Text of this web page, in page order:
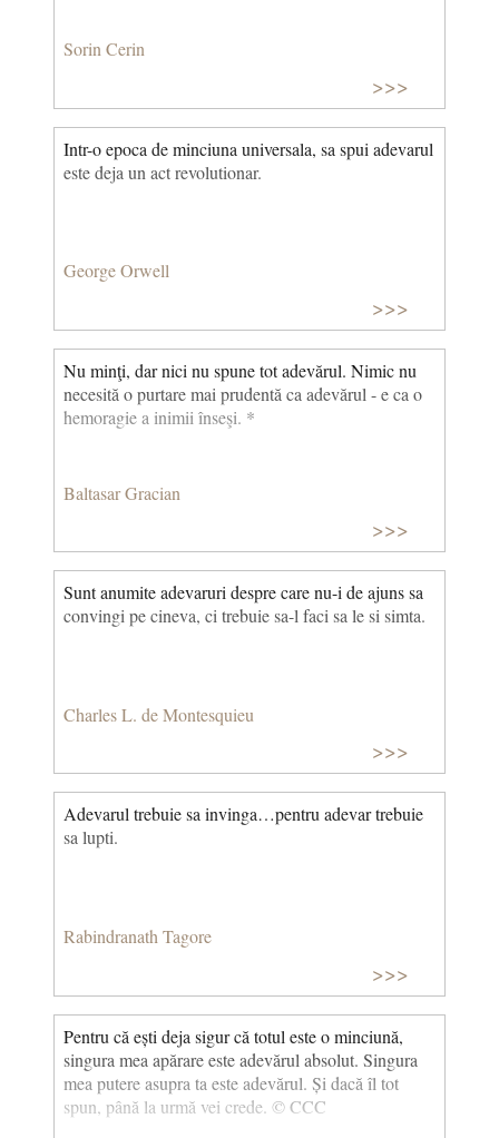
Sorin Cerin
>>>
Intr-o epoca de minciuna universala, sa spui adevarul
este deja un act revolutionar.
George Orwell
>>>
Nu minţi, dar nici nu spune tot adevărul. Nimic nu
necesită o purtare mai prudentă ca adevărul - e ca o
hemoragie a inimii înseşi. *
Baltasar Gracian
>>>
Sunt anumite adevaruri despre care nu-i de ajuns sa
convingi pe cineva, ci trebuie sa-l faci sa le si simta.
Charles L. de Montesquieu
>>>
Adevarul trebuie sa invinga…pentru adevar trebuie
sa lupti.
Rabindranath Tagore
>>>
Pentru că ești deja sigur că totul este o minciună,
singura mea apărare este adevărul absolut. Singura
mea putere asupra ta este adevărul. Și dacă îl tot
spun, până la urmă vei crede. © CCC